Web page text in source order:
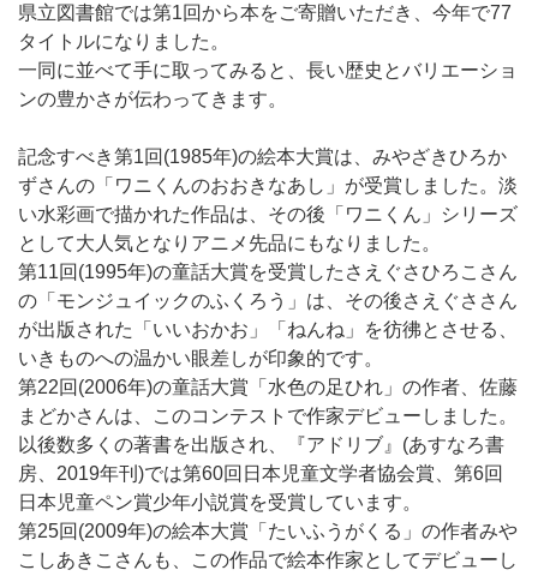
県立図書館では第1回から本をご寄贈いただき、今年で77
タイトルになりました。
一同に並べて手に取ってみると、長い歴史とバリエーショ
ンの豊かさが伝わってきます。
記念すべき第1回(1985年)の絵本大賞は、みやざきひろか
ずさんの「ワニくんのおおきなあし」が受賞しました。淡
い水彩画で描かれた作品は、その後「ワニくん」シリーズ
として大人気となりアニメ先品にもなりました。
第11回(1995年)の童話大賞を受賞したさえぐさひろこさん
の「モンジュイックのふくろう」は、その後さえぐささん
が出版された「いいおかお」「ねんね」を彷彿とさせる、
いきものへの温かい眼差しが印象的です。
第22回(2006年)の童話大賞「水色の足ひれ」の作者、佐藤
まどかさんは、このコンテストで作家デビューしました。
以後数多くの著書を出版され、『アドリブ』(あすなろ書
房、2019年刊)では第60回日本児童文学者協会賞、第6回
日本児童ペン賞少年小説賞を受賞しています。
第25回(2009年)の絵本大賞「たいふうがくる」の作者みや
こしあきこさんも、この作品で絵本作家としてデビューし